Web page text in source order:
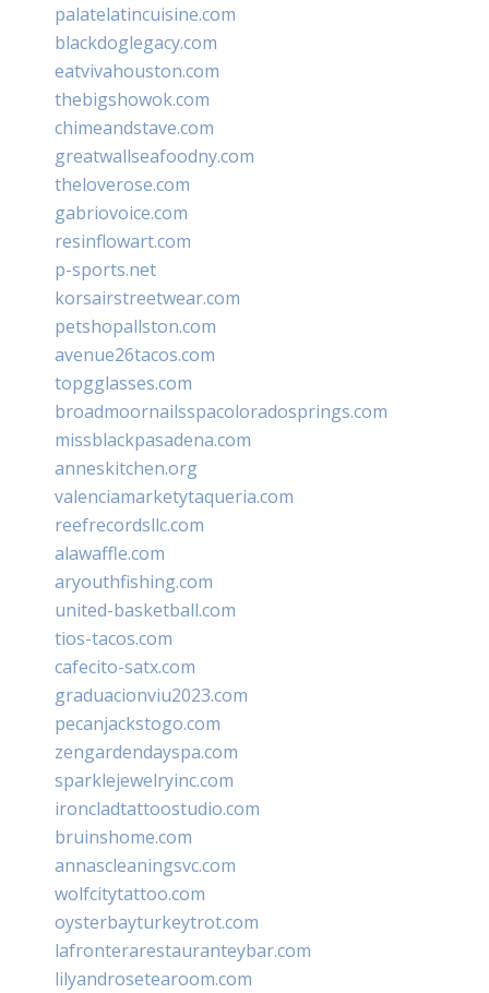
palatelatincuisine.com
blackdoglegacy.com
eatvivahouston.com
thebigshowok.com
chimeandstave.com
greatwallseafoodny.com
theloverose.com
gabriovoice.com
resinflowart.com
p-sports.net
korsairstreetwear.com
petshopallston.com
avenue26tacos.com
topgglasses.com
broadmoornailsspacoloradosprings.com
missblackpasadena.com
anneskitchen.org
valenciamarketytaqueria.com
reefrecordsllc.com
alawaffle.com
aryouthfishing.com
united-basketball.com
tios-tacos.com
cafecito-satx.com
graduacionviu2023.com
pecanjackstogo.com
zengardendayspa.com
sparklejewelryinc.com
ironcladtattoostudio.com
bruinshome.com
annascleaningsvc.com
wolfcitytattoo.com
oysterbayturkeytrot.com
lafronterarestauranteybar.com
lilyandrosetearoom.com